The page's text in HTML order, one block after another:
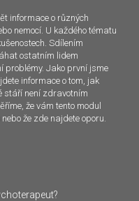
informace o různých
nemocí. U každého tématu
Sdílením
ostatním lidem
problémy. Jako první jsme
informace o tom, jak
stáří není zdravotním
že vám tento modul
že zde najdete oporu.